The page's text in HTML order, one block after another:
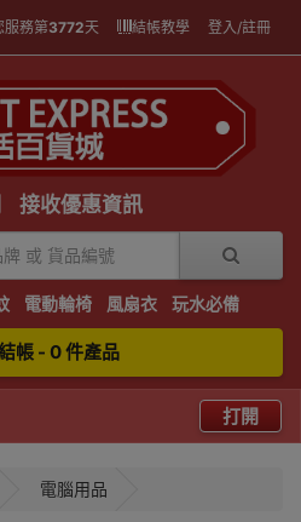
服務第3772天 結帳教學 登入/註冊
接收優惠資訊
電動輪椅 風扇衣 玩水必備
帳 - 0 件產品
打開
電腦用品